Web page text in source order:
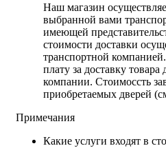
Наш магазин
выбранной вами
имеющей
стоимости доставки
транспортной
плату за доставку товара
компании. Стоимоссть
приобретаемых дверей
Примечания
Какие услуги входят в